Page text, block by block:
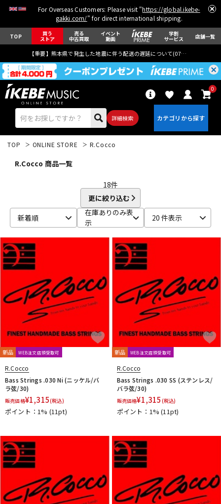
For Overseas Customers: Please visit "https://global.ikebe-
gakki.com/" for direct international shipping.
TOP 買う
ストア
売る
中古買取
イベント
動画
学割
サービス 店舗一覧
【重要】熊本県で発生した地震に伴う配送の遅延について(07月29日
詳細検索
0
ベース ウクレレ
パーカッション
キーボード 電子ピアノ
アンプ エフェクター
DJ機器 DTM
レコーディング機器
配信/ライブ機器 楽器アクセサリ
TOP ONLINE STORE R.Cocco
R.Cocco 商品一覧
18件
更に絞り込む
新着順
在庫ありのみ表
示
20 件表示
新品 WEB注文店頭受取可
R.Cocco
Bass Strings .030 Ni (ニッケル/バ
ラ弦/30)
販売価格¥1,315(税込)
ポイント：1% (11pt)
新品 WEB注文店頭受取可
R.Cocco
Bass Strings .030 SS (ステンレス/
バラ弦/30)
販売価格¥1,315 (税込)
ポイント：1%(11pt)